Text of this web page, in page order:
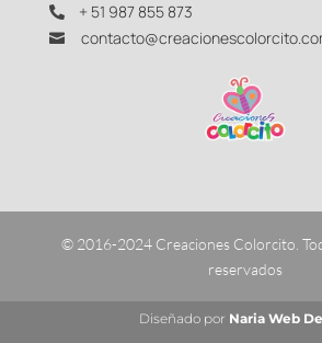
 + 51 987 855 873

© 2016-2024 Creaciones Colorcito.
reservados
Diseñado por Naria Web